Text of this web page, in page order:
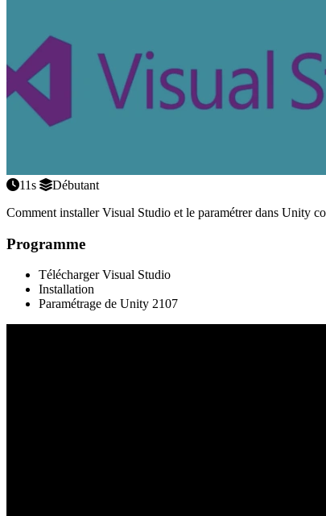
11s
Débutant
Comment installer Visual Studio et le paramétrer dans Unity
Programme
Télécharger Visual Studio
Installation
Paramétrage de Unity 2107